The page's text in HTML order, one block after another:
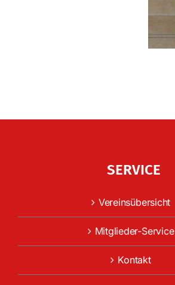
SERVICE
Vereinsübersicht
Mitglieder-Service
Kontakt